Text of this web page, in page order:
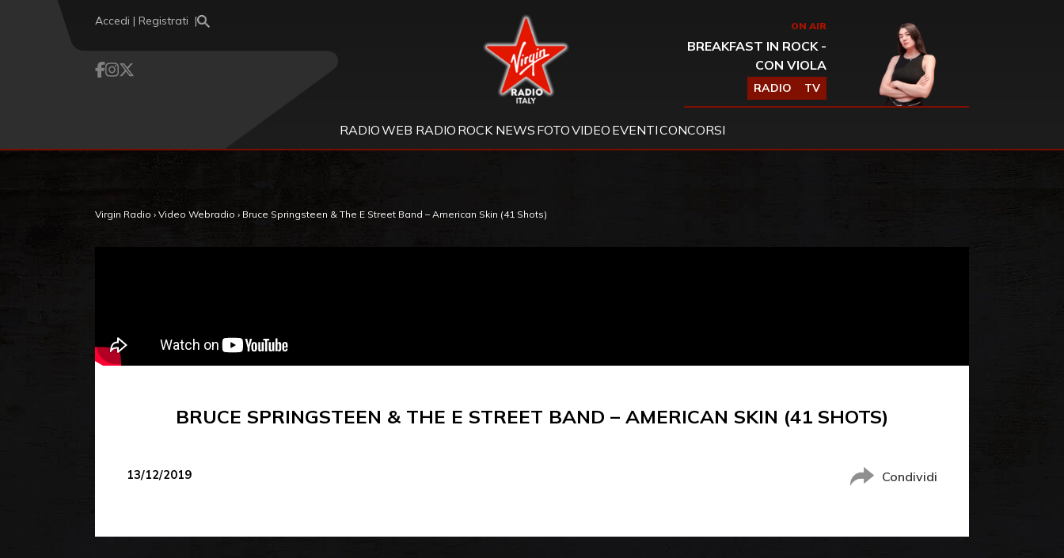
Accedi | Registrati Virgin Radio ON AIR
BREAKFAST IN ROCK -
CON VIOLA
RADIO TV
RADIOWEB RADIO ROCK NEWS FOTOVIDEO EVENTICONCORSI
Virgin Radio › Video Webradio › Bruce Springsteen & The E Street Band – American Skin (41 Shots)
BRUCE SPRINGSTEEN & THE E STREET BAND – AMERICAN SKIN (41 SHOTS)
13/12/2019 Condividi